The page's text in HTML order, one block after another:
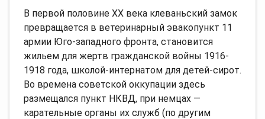
В первой половине XX века клеваньский замок
превращается в ветеринарный эвакопункт 11
армии Юго-западного фронта, становится
жильем для жертв гражданской войны 1916-
1918 года, школой-интернатом для детей-сирот.
Во времена советской оккупации здесь
размещался пункт НКВД, при немцах —
карательные органы их служб (по другим